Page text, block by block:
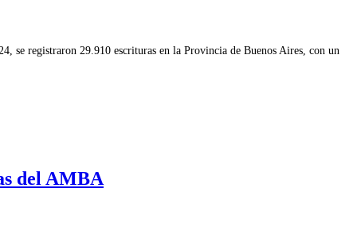
se registraron 29.910 escrituras en la Provincia de Buenos Aires, con un
del AMBA